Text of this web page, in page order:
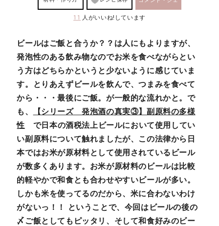
11 人がいいね!しています
ビールはご飯と合うか？？ は人にもよりますが、
発泡性のある飲み物なのでお米を食べながらとい
う方はどちらかというと少ないように感じていま
す。とりあえずビールを飲んで、つまみを食べて
から・・・最後にご飯。が一般的な流れかと。で
も、
【シリーズ 発泡酒の真実③】副原料の多様
性
で日本の酒税法上ビールにおいて使用してい
い副原料について触れましたが、この法律から日
本ではお米が原材料として使用されているビール
が数多くあります。お米が原材料のビールは比較
的軽やかで和食とも合わせやすいビールが多い。
しかも米を使ってるのだから、米に合わないわけ
がないっ！！ ということで、今回はビールの後の
〆ご飯としてもピッタリ、そして和食好みのビー